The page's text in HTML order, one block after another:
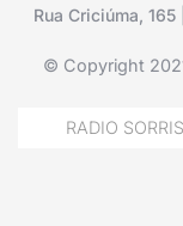
Rua Criciúma,
© Copyright
RADIO